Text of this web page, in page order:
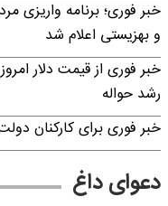
و بهزیستی اعلام شد
رشد حواله
خبر فوری برای کارکنان دولت
دعوای داغ